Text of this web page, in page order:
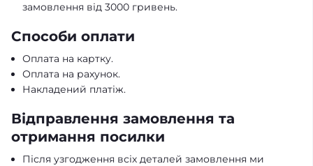
замовлення від 3000 гривень.
Способи оплати
Оплата на картку.
Оплата на рахунок.
Накладений платіж.
Відправлення замовлення та
отримання посилки
Після узгодження всіх деталей замовлення ми